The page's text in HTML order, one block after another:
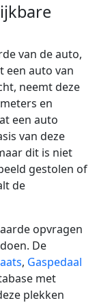
van de auto,
een auto van
neemt deze
en
een auto
van deze
dit is niet
gestolen of
de
opvragen
De
, Gaspedaal
met
plekken